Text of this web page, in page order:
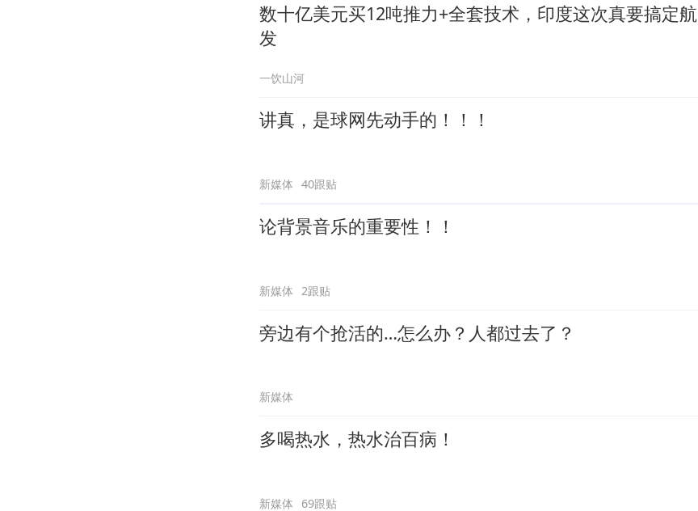
数十亿美元买12吨推力+全套技术，印度这次真要搞定航
发
一饮山河
讲真，是球网先动手的！！！
新媒体 40跟贴
论背景音乐的重要性！！
新媒体 2跟贴
旁边有个抢活的…怎么办？人都过去了？
新媒体
多喝热水，热水治百病！
新媒体 69跟贴